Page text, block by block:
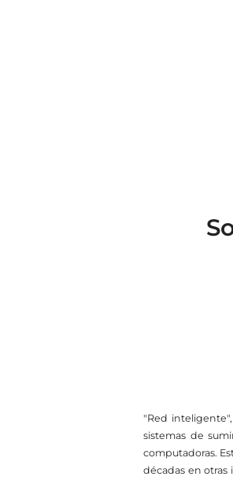
"Red
sistemas de
computadoras.
décadas en otras